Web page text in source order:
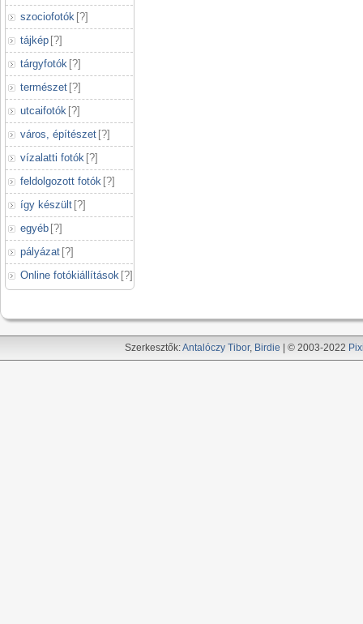
szociofotók [?]
tájkép [?]
tárgyfotók [?]
természet [?]
utcaifotók [?]
város, építészet [?]
vízalatti fotók [?]
feldolgozott fotók [?]
így készült [?]
egyéb [?]
pályázat [?]
Online fotókiállítások [?]
Szerkesztők:Antalóczy Tibor, Birdie | © 2003-2022